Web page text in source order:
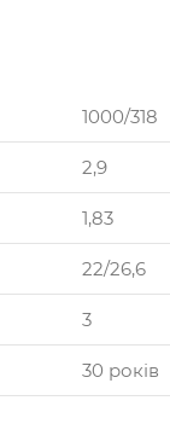
1000/318
2,9
1,83
22/26,6
3
30 років